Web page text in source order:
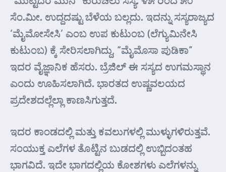
ಸೆಂ.ಮೀ. ಉದ್ದದಷ್ಟು ಬೆಳೆಯ ಬಲ್ಲದು. ಇದನ್ನು ಸಸ್ಯರಾಜ್ಯದ
‘ಮೈಮೋಸೇಸಿ’ ಎಂಬ ಉಪ ಕುಟುಂಬ (ಲೆಗ್ಯುಮಿನೇಸಿ
ಕುಟುಂಬ) ಕ್ಕೆ ಸೇರಿಸಲಾಗಿದ್ದು, “ಮೈಮೊಸಾ ಪುಡಿಕಾ”
ಇದರ ವೈಜ್ಞಾನಿಕ ಹೆಸರು. ಬ್ರೆಜಿಲ್ ಈ ಸಸ್ಯದ ಉಗಮಸ್ಥಾನ
ಎಂದು ಊಹಿಸಲಾಗಿದೆ. ಭಾರತದ ಉಷ್ಣವಲಯದ
ಪ್ರದೇಶದಲ್ಲೆಲ್ಲಾ ಕಾಣಸಿಗುತ್ತದೆ.
ಇದರ ಕಾಂಡದಲ್ಲಿ ಮತ್ತು ಕವಲುಗಳಲ್ಲಿ ಮುಳ್ಳುಗಳಿರುತ್ತವೆ.
ಸಂಯುಕ್ತ ಎಲೆಗಳ ತೊಟ್ಟಿನ ಬುಡದಲ್ಲಿ ಉಬ್ಬಿದಂತಹ
ಭಾಗವಿದೆ. ಇದೇ ಭಾಗದಲ್ಲಿಯ ಕೋಶಗಳು ಎಲೆಗಳನ್ನು